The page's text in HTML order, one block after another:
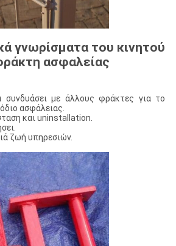
γνωρίσματα του κινητού
ασφαλείας
συνδυάσει με άλλους φράκτες για το
ασφάλειας.
και uninstallation.
ζωή υπηρεσιών.